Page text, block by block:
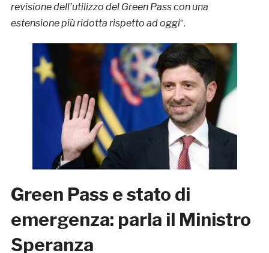
revisione dell’utilizzo del Green Pass con una
estensione più ridotta rispetto ad oggi“.
Green Pass e stato di
emergenza: parla il Ministro
Speranza